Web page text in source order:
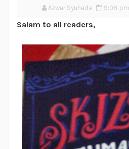
Azwar Syuhada 9:08 pm
Salam to all readers,